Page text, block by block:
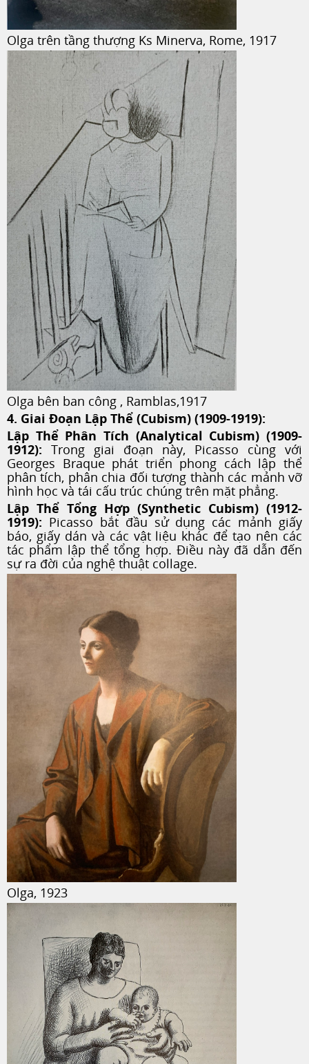
Olga trên tầng thượng Ks Minerva, Rome, 1917
Olga bên ban công , Ramblas,1917
4. Giai Đoạn Lập Thể (Cubism) (1909-1919):
Lập Thể Phân Tích (Analytical Cubism) (1909-
1912): Trong giai đoạn này, Picasso cùng với
Georges Braque phát triển phong cách lập thể
phân tích, phân chia đối tượng thành các mảnh vỡ
hình học và tái cấu trúc chúng trên mặt phẳng.
Lập Thể Tổng Hợp (Synthetic Cubism) (1912-
1919): Picasso bắt đầu sử dụng các mảnh giấy
báo, giấy dán và các vật liệu khác để tạo nên các
tác phẩm lập thể tổng hợp. Điều này đã dẫn đến
sự ra đời của nghệ thuật collage.
Olga, 1923